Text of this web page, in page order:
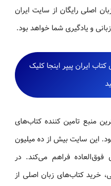
اصلی رایگان از سایت ایران
زبانی و یادگیری شما خواهد بود.
ایران پیپر اینجا کلیک
منبع تامین کننده کتاب‌های
این سایت بیش از ده میلیون
فراهم می‌کند. در
خرید کتاب‌های زبان اصلی از